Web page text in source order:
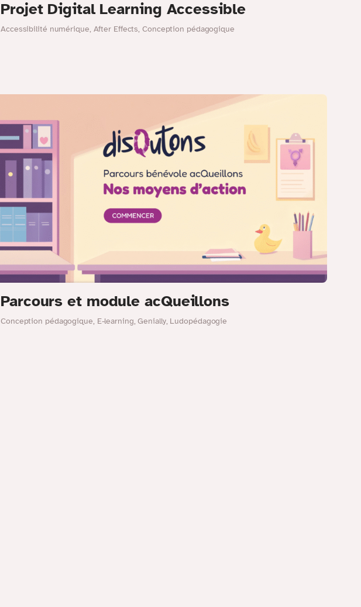
Projet Digital Learning Accessible
Accessibilité numérique After Effects ,Conception pédagogique
Parcours et module acQueillons
Conception pédagogique, E-learning,Genially, Ludopédagogie